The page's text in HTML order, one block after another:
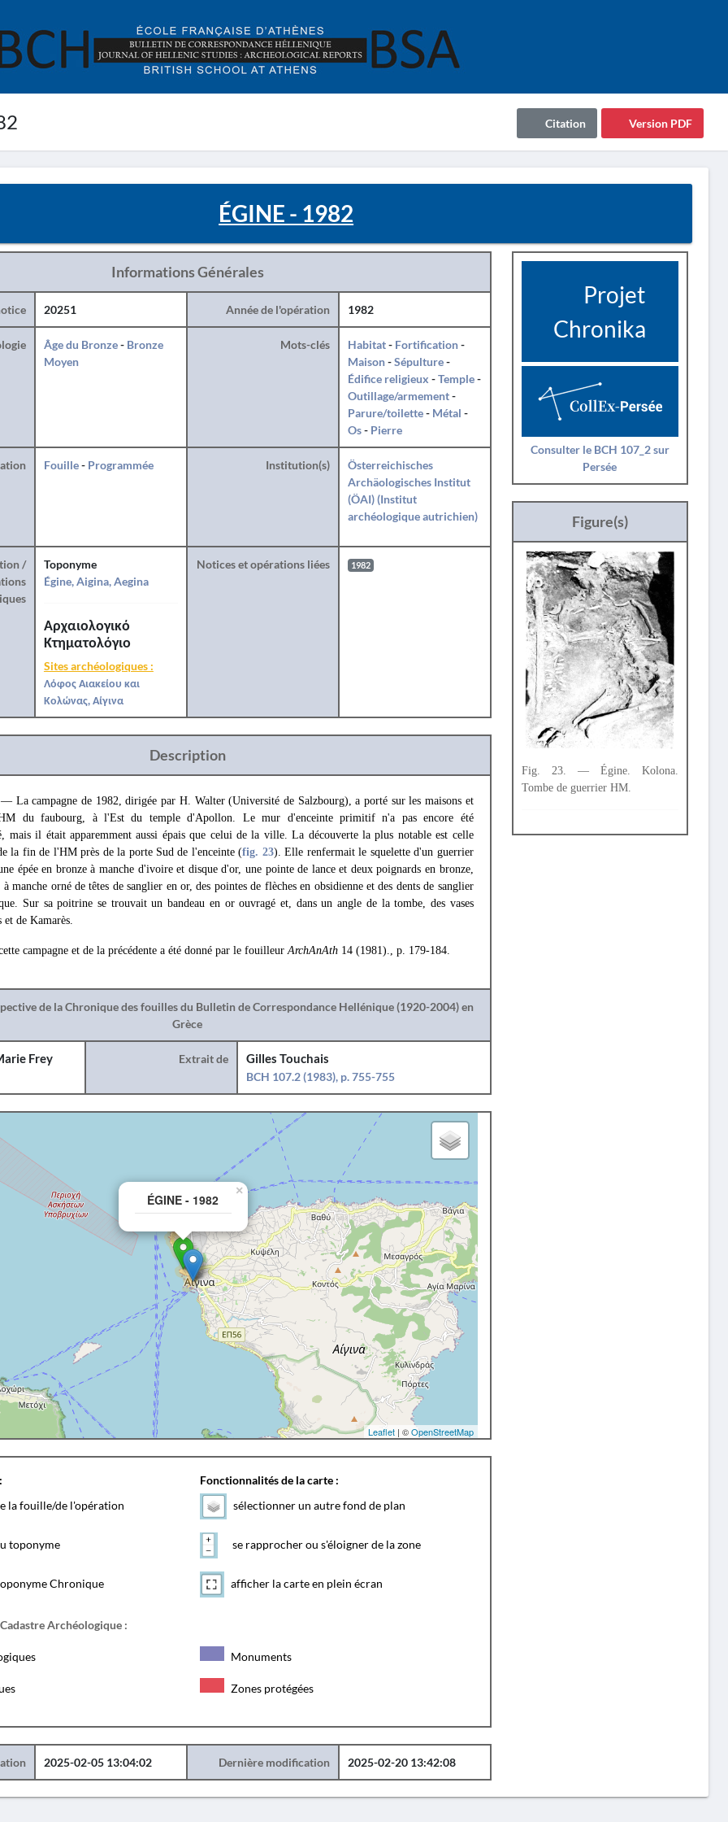
Version PDF
Citation
ÉGINE - 1982
Informations Générales
20251 Année de l'opération 1982
Âge du Bronze- Bronze
Moyen
Mots-clés Habitat- Fortification-
Maison-Sépulture-
Édifice religieux -Temple-
Outillage/armement-
Parure/toilette- Métal -
Os- Pierre
Fouille- Programmée Institution(s)
Österreichisches
Archäologisches Institut
(ÖAI) (Institut
archéologique autrichien)
/
Toponyme
Égine, Aigina, Aegina
Αρχαιολογικό
Κτηματολόγιο
Sites archéologiques :
Λόφος Αιακείου και
Κολώνας, Αίγινα
Notices et opérations liées 1982
Description
— La campagne de 1982, dirigée par H. Walter (Université de Salzbourg), a porté sur les maisons et
du faubourg, à l'Est du temple d'Apollon. Le mur d'enceinte primitif n'a pas encore été
mais il était apparemment aussi épais que celui de la ville. La découverte la plus notable est celle
la fin de l'ΗΜ près de la porte Sud de l'enceinte (fig. 23). Elle renfermait le squelette d'un guerrier
épée en bronze à manche d'ivoire et disque d'or, une pointe de lance et deux poignards en bronze,
manche orné de têtes de sanglier en or, des pointes de flèches en obsidienne et des dents de sanglier
Sur sa poitrine se trouvait un bandeau en or ouvragé et, dans un angle de la tombe, des vases
et de Kamarès.
campagne et de la précédente a été donné par le fouilleurArchAnAth 14 (1981)., p. 179-184.
de la Chronique des fouilles du Bulletin de Correspondance Hellénique (1920-2004) en
Grèce
Frey Extrait de
Gilles Touchais
BCH 107.2 (1983), p. 755-755
ÉGINE - 1982
×
Leaflet| ©OpenStreetMap
la fouille/de l'opération
toponyme
Chronique
Fonctionnalités de la carte :
sélectionner un autre fond de plan
se rapprocher ou s'éloigner de la zone
afficher la carte en plein écran
Archéologique :
Monuments
Zones protégées
2025-02-05 13:04:02 Dernière modification 2025-02-20 13:42:08
Projet
Chronika
Consulter le BCH 107_2 sur
Persée
Figure(s)
Fig. 23. — Égine. Kolona.
Tombe de guerrier HM.